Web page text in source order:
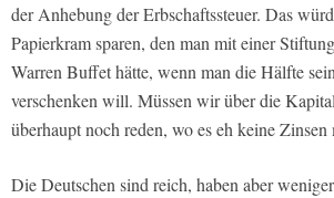
der Anhebung der Erbschaftssteuer. Das
Papierkram sparen, den man mit einer
Warren Buffet hätte, wenn man die Hälfte
verschenken will. Müssen wir über die
überhaupt noch reden, wo es eh keine Zinsen
Die Deutschen sind reich, haben aber